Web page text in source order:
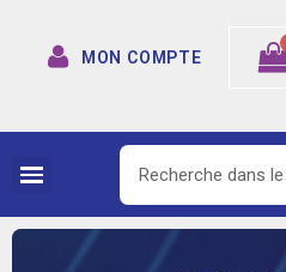
MON COMPTE